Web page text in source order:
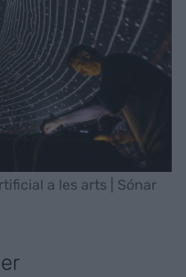
a les arts | Sónar